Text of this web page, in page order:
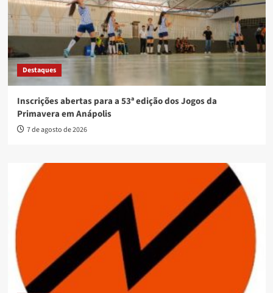
Destaques
Inscrições abertas para a 53ª edição dos Jogos da
Primavera em Anápolis
7 de agosto de 2026